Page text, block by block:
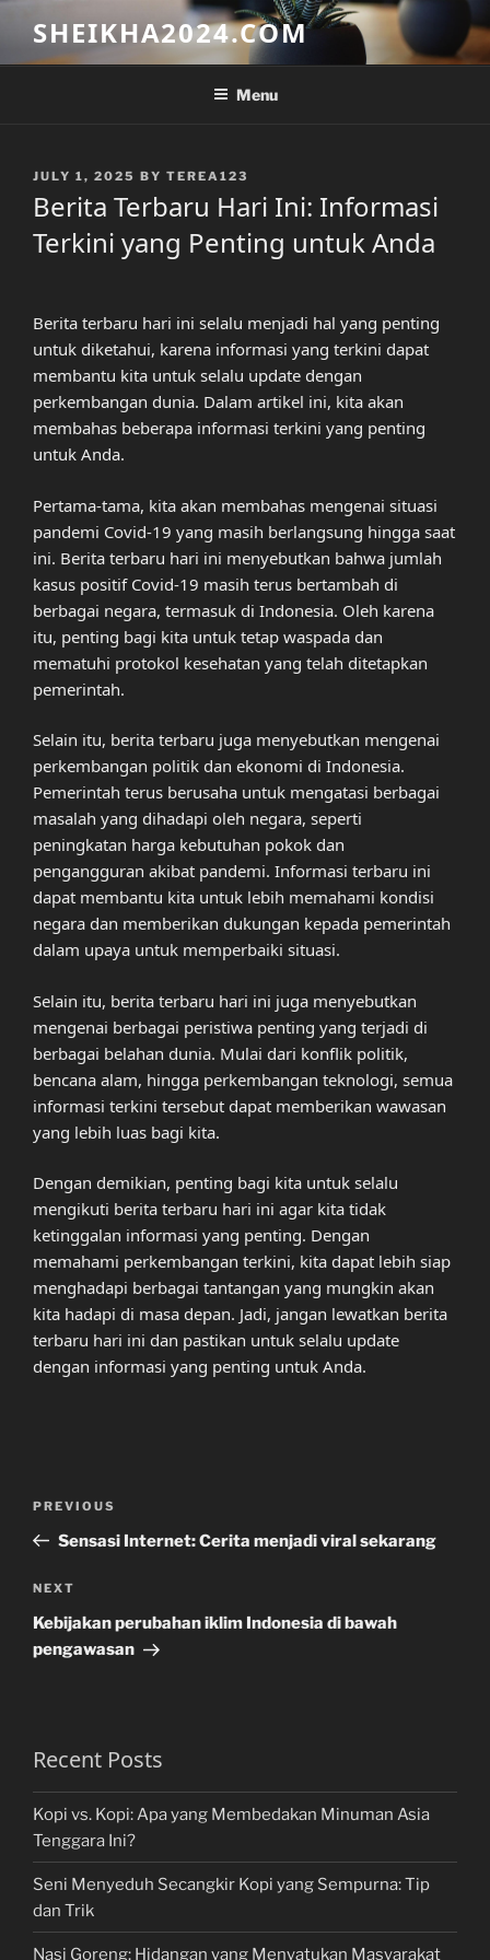
content
SHEIKHA2024.COM
Menu
POSTED
JULY 1, 2025 BY TEREA123
Berita Terbaru Hari Ini: Informasi
Terkini yang Penting untuk Anda
Berita terbaru hari ini selalu menjadi hal yang penting
untuk diketahui, karena informasi yang terkini dapat
membantu kita untuk selalu update dengan
perkembangan dunia. Dalam artikel ini, kita akan
membahas beberapa informasi terkini yang penting
untuk Anda.
Pertama-tama, kita akan membahas mengenai situasi
pandemi Covid-19 yang masih berlangsung hingga saat
ini. Berita terbaru hari ini menyebutkan bahwa jumlah
kasus positif Covid-19 masih terus bertambah di
berbagai negara, termasuk di Indonesia. Oleh karena
itu, penting bagi kita untuk tetap waspada dan
mematuhi protokol kesehatan yang telah ditetapkan
pemerintah.
Selain itu, berita terbaru juga menyebutkan mengenai
perkembangan politik dan ekonomi di Indonesia.
Pemerintah terus berusaha untuk mengatasi berbagai
masalah yang dihadapi oleh negara, seperti
peningkatan harga kebutuhan pokok dan
pengangguran akibat pandemi. Informasi terbaru ini
dapat membantu kita untuk lebih memahami kondisi
negara dan memberikan dukungan kepada pemerintah
dalam upaya untuk memperbaiki situasi.
Selain itu, berita terbaru hari ini juga menyebutkan
mengenai berbagai peristiwa penting yang terjadi di
berbagai belahan dunia. Mulai dari konflik politik,
bencana alam, hingga perkembangan teknologi, semua
informasi terkini tersebut dapat memberikan wawasan
yang lebih luas bagi kita.
Dengan demikian, penting bagi kita untuk selalu
mengikuti berita terbaru hari ini agar kita tidak
ketinggalan informasi yang penting. Dengan
memahami perkembangan terkini, kita dapat lebih siap
menghadapi berbagai tantangan yang mungkin akan
kita hadapi di masa depan. Jadi, jangan lewatkan berita
terbaru hari ini dan pastikan untuk selalu update
dengan informasi yang penting untuk Anda.
Previous
Post
PREVIOUS
Sensasi Internet: Cerita menjadi viral sekarang
Next
Post
NEXT
Kebijakan perubahan iklim Indonesia di bawah
pengawasan
Recent Posts
Kopi vs. Kopi: Apa yang Membedakan Minuman Asia
Tenggara Ini?
Seni Menyeduh Secangkir Kopi yang Sempurna: Tip
dan Trik
Nasi Goreng: Hidangan yang Menyatukan Masyarakat